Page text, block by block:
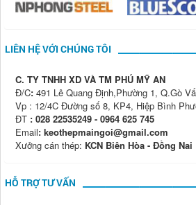
LIÊN HỆ VỚI CHÚNG TÔI
C. TY TNHH XD VÀ TM PHÚ MỸ AN
Đ/C: 491 Lê Quang Định,Phường 1, Q.Gò
Vp : 12/4C Đường số 8, KP4, Hiệp Bình
ĐT : 028 22535249 - 0964 625 745
Email: keothepmaingoi@gmail.com
Xưởng cán thép: KCN Biên Hòa - Đồng Nai
HỖ TRỢ TƯ VẤN